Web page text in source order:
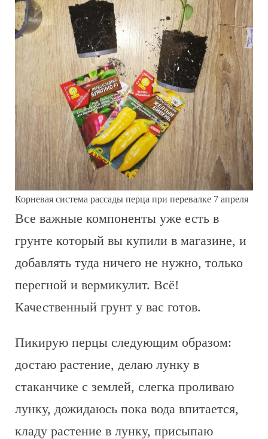
Корневая система рассады перца при перевалке 7 апреля
Все важные компоненты уже есть в
грунте который вы купили в магазине, и
добавлять туда ничего не нужно, только
перегной и вермикулит. Всё!
Качественный грунт у вас готов.
Пикирую перцы следующим образом:
достаю растение, делаю лунку в
стаканчике с землей, слегка проливаю
лунку, дожидаюсь пока вода впитается,
кладу растение в лунку, присыпаю